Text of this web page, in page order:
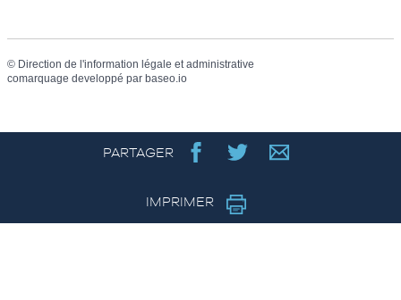
© Direction de l'information légale et administrative
comarquage developpé par baseo.io
PARTAGER
IMPRIMER